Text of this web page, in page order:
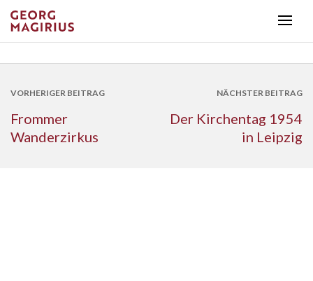
VORHERIGER BEITRAG
Frommer
Wanderzirkus
NÄCHSTER BEITRAG
Der Kirchentag 1954
in Leipzig